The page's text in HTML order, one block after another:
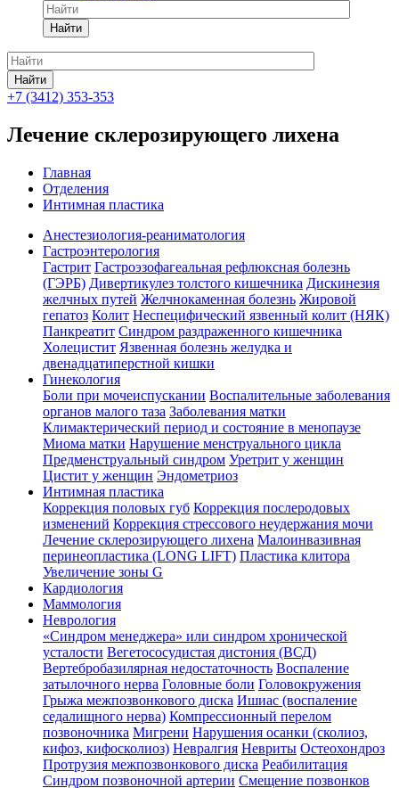
Найти
Найти
+7 (3412) 353-353
Лечение склерозирующего лихена
Главная
Отделения
Интимная пластика
Анестезиология-реаниматология
Гастроэнтерология
Гастрит Гастроэзофагеальная рефлюксная болезнь
(ГЭРБ) Дивертикулез толстого кишечника Дискинезия
желчных путей Желчнокаменная болезнь Жировой
гепатоз Колит Неспецифический язвенный колит (НЯК)
Панкреатит Синдром раздраженного кишечника
Холецистит Язвенная болезнь желудка и
двенадцатиперстной кишки
Гинекология
Боли при мочеиспускании Воспалительные заболевания
органов малого таза Заболевания матки
Климактерический период и состояние в менопаузе
Миома матки Нарушение менструального цикла
Предменструальный синдром Уретрит у женщин
Цистит у женщин Эндометриоз
Интимная пластика
Коррекция половых губ Коррекция послеродовых
изменений Коррекция стрессового неудержания мочи
Лечение склерозирующего лихена Малоинвазивная
перинеопластика (LONG LIFT) Пластика клитора
Увеличение зоны G
Кардиология
Маммология
Неврология
«Синдром менеджера» или синдром хронической
усталости Вегетососудистая дистония (ВСД)
Вертебробазилярная недостаточность Воспаление
затылочного нерва Головные боли Головокружения
Грыжа межпозвонкового диска Ишиас (воспаление
седалищного нерва) Компрессионный перелом
позвоночника Мигрени Нарушения осанки (сколиоз,
кифоз, кифосколиоз) Невралгия Невриты Остеохондроз
Протрузия межпозвонкового диска Реабилитация
Синдром позвоночной артерии Смещение позвонков